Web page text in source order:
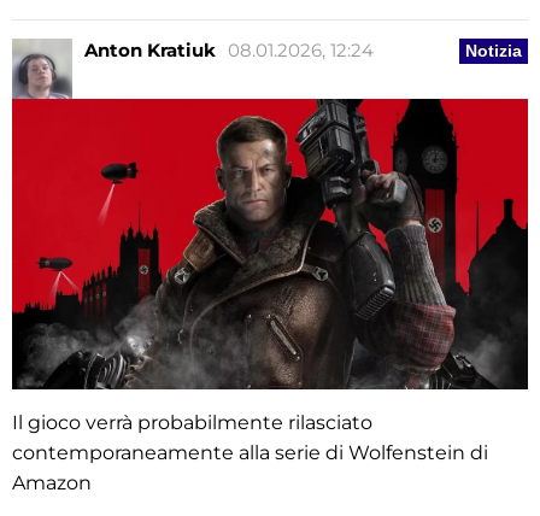
Notizia
Anton Kratiuk 08.01.2026, 12:24
Il gioco verrà probabilmente rilasciato
contemporaneamente alla serie di Wolfenstein di
Amazon